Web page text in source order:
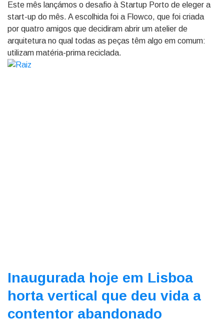
Este mês lançámos o desafio à Startup Porto de eleger a
start-up do mês. A escolhida foi a Flowco, que foi criada
por quatro amigos que decidiram abrir um atelier de
arquitetura no qual todas as peças têm algo em comum:
utilizam matéria-prima reciclada.
Inaugurada hoje em Lisboa
horta vertical que deu vida a
contentor abandonado